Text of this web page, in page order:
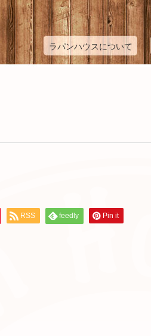
ラパンハウスについて
RSS feedly Pin it